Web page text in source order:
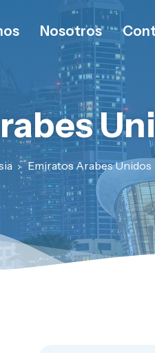
Nosotros
Emiratos Arabes Unidos